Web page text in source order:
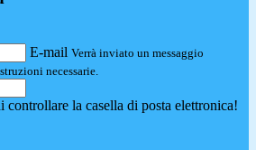
E-mail Verrà inviato un messaggio
necessarie.
controllare la casella di posta elettronica!